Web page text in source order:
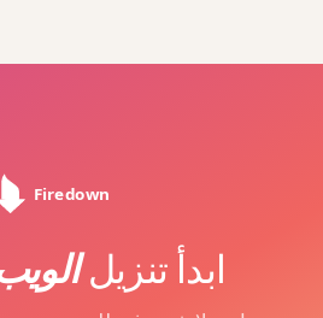
ابدأ تنزيل